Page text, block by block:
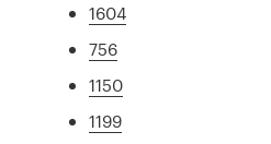
1604
756
1150
1199